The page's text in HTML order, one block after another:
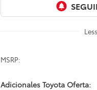
MSRP:
Adicionales Toyota Oferta: